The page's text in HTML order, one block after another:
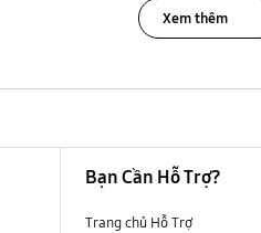
Xem thêm
Bạn Cần Hỗ Trợ?
Trang chủ Hỗ Trợ